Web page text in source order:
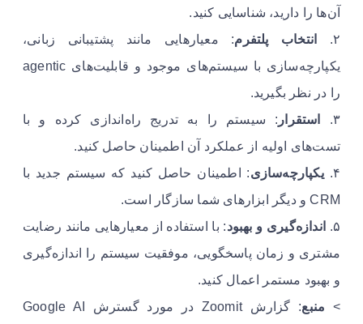
آن‌ها را دارید، شناسایی کنید.
۲.
انتخاب پلتفرم: معیارهایی مانند پشتیبانی زبانی،
یکپارچه‌سازی با سیستم‌های موجود و قابلیت‌های agentic
را در نظر بگیرید.
۳.
استقرار : سیستم را به تدریج راه‌اندازی کرده و با
تست‌های اولیه از عملکرد آن اطمینان حاصل کنید.
۴.
یکپارچه‌سازی: اطمینان حاصل کنید که سیستم جدید با
CRM و دیگر ابزارهای شما سازگار است.
۵.
اندازه‌گیری و بهبود: با استفاده از معیارهایی مانند رضایت
مشتری و زمان پاسخگویی، موفقیت سیستم را اندازه‌گیری
و بهبود مستمر اعمال کنید.
> منبع
: گزارش Zoomit در مورد گسترش Google AI